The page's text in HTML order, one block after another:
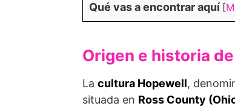
Qué vas a encontrar aquí [
Origen e historia
La cultura Hopewell,
situada en Ross County